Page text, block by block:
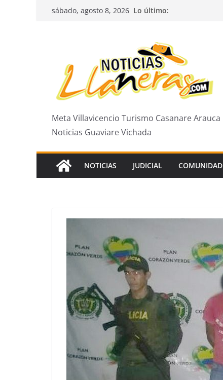
Saltarsábado, agosto 8, 2026 Lo último:
Meta Villavicencio Turismo Casanare Arauca
Noticias Guaviare Vichada
NOTICIAS JUDICIAL COMUNIDAD